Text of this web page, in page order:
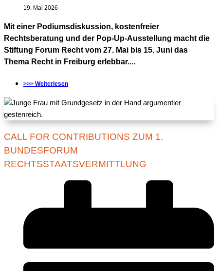
19. Mai 2026
Mit einer Podiumsdiskussion, kostenfreier
Rechtsberatung und der Pop-Up-Ausstellung macht die
Stiftung Forum Recht vom 27. Mai bis 15. Juni das
Thema Recht in Freiburg erlebbar....
>>> Weiterlesen
CALL FOR CONTRIBUTIONS ZUM 1.
BUNDESFORUM
RECHTSSTAATSVERMITTLUNG